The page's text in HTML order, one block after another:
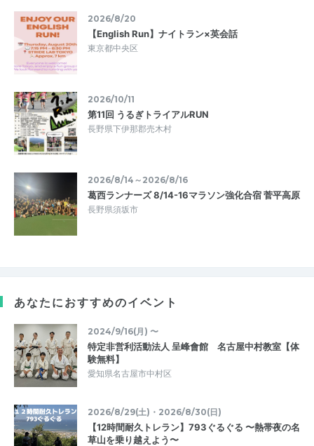
2026/8/20
【English Run】ナイトラン×英会話
東京都中央区
2026/10/11
第11回 うるぎトライアルRUN
長野県下伊那郡売木村
2026/8/14～2026/8/16
葛西ランナーズ 8/14-16マラソン強化合宿 菅平高原
長野県須坂市
あなたにおすすめのイベント
2024/9/16(月) 〜
特定非営利活動法人 呈峰會館 名古屋中村教室【体
験無料】
愛知県名古屋市中村区
2026/8/29(土)・2026/8/30(日)
【12時間耐久トレラン】793ぐるぐる 〜熱帯夜の名
草山を乗り越えよう〜